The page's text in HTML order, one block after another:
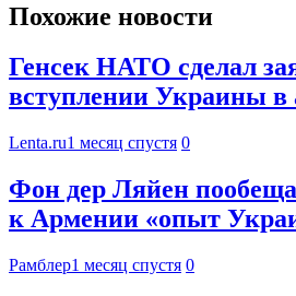
Похожие новости
Генсек НАТО сделал
вступлении Украины в
Lenta.ru1 месяц спустя 0
Фон дер Ляйен
к Армении «опыт
Рамблер1 месяц спустя 0